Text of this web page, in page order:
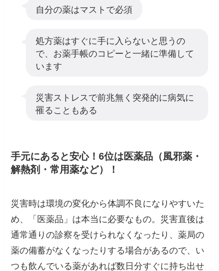
自分の薬はマストで必須
処方薬はすぐに手に入らないと思うの
で、お薬手帳のコピーと一緒に準備して
います
災害ストレスで前兆無く突発的に病気に
罹ることもある
手元にあると安心！6位は医薬品（風邪薬・
解熱剤・常用薬など）！
災害時は環境の変化から体調不良になりやすいた
め、「医薬品」は本当に必要なもの。災害直後は
通常通りの診察を受けられなくなったり、薬局の
薬の備蓄がなくなったりする場合があるので、い
つも飲んでいる薬があれば数日分すぐに持ち出せ